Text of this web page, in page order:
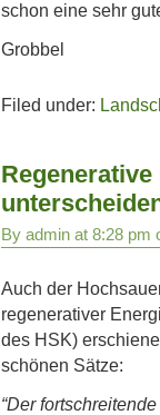
schon eine sehr
Grobbel
Filed under:
By admin at 8:28 pm
Auch der
regenerativer
des HSK)
schönen Sätze:
“Der